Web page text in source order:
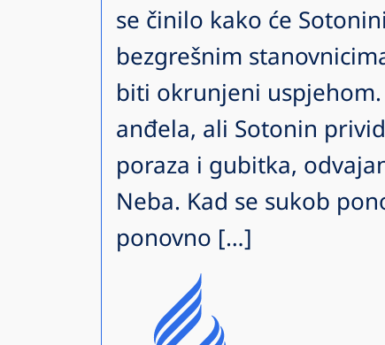
se činilo kako će
bezgrešnim
biti okrunjeni
anđela, ali Sotonin
poraza i gubitka,
Neba. Kad se sukob
ponovno […]